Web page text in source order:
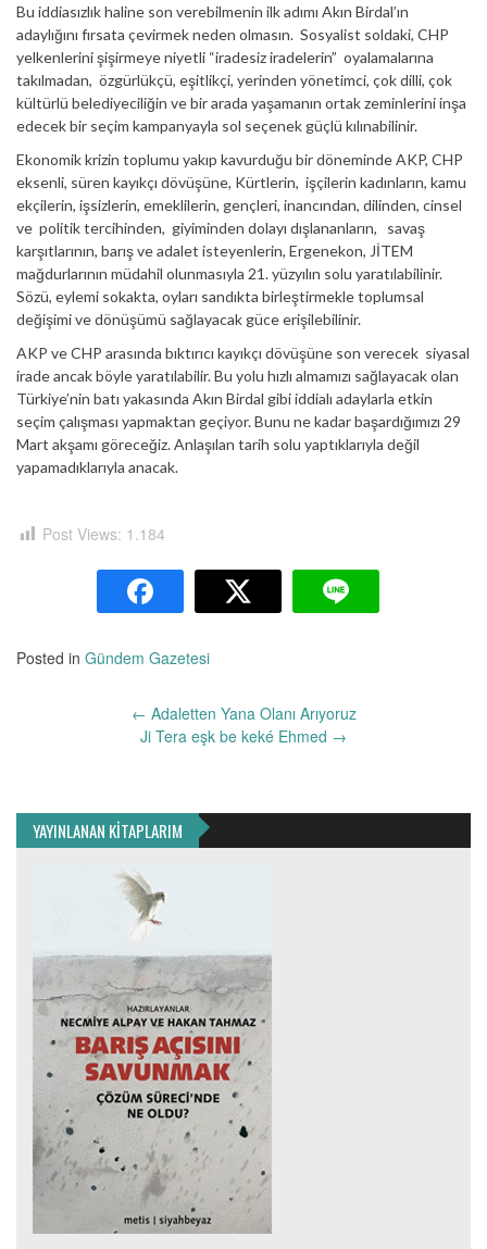
Bu iddiasızlık haline son verebilmenin ilk adımı Akın Birdal’ın
adaylığını fırsata çevirmek neden olmasın. Sosyalist soldaki, CHP
yelkenlerini şişirmeye niyetli “iradesiz iradelerin” oyalamalarına
takılmadan, özgürlükçü, eşitlikçi, yerinden yönetimci, çok dilli, çok
kültürlü belediyeciliğin ve bir arada yaşamanın ortak zeminlerini inşa
edecek bir seçim kampanyayla sol seçenek güçlü kılınabilinir.
Ekonomik krizin toplumu yakıp kavurduğu bir döneminde AKP, CHP
eksenli, süren kayıkçı dövüşüne, Kürtlerin, işçilerin kadınların, kamu
ekçilerin, işsizlerin, emeklilerin, gençleri, inancından, dilinden, cinsel
ve politik tercihinden, giyiminden dolayı dışlananların, savaş
karşıtlarının, barış ve adalet isteyenlerin, Ergenekon, JİTEM
mağdurlarının müdahil olunmasıyla 21. yüzyılın solu yaratılabilinir.
Sözü, eylemi sokakta, oyları sandıkta birleştirmekle toplumsal
değişimi ve dönüşümü sağlayacak güce erişilebilinir.
AKP ve CHP arasında bıktırıcı kayıkçı dövüşüne son verecek siyasal
irade ancak böyle yaratılabilir. Bu yolu hızlı almamızı sağlayacak olan
Türkiye’nin batı yakasında Akın Birdal gibi iddialı adaylarla etkin
seçim çalışması yapmaktan geçiyor. Bunu ne kadar başardığımızı 29
Mart akşamı göreceğiz. Anlaşılan tarih solu yaptıklarıyla değil
yapamadıklarıyla anacak.
Post Views: 1.184
Posted in Gündem Gazetesi
← Adaletten Yana Olanı Arıyoruz
Ji Tera eşk be keké Ehmed →
YAYINLANAN KİTAPLARIM